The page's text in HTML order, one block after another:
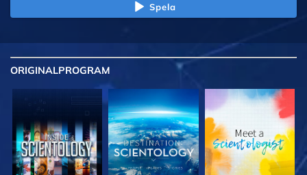
Spela
ORIGINALPROGRAM